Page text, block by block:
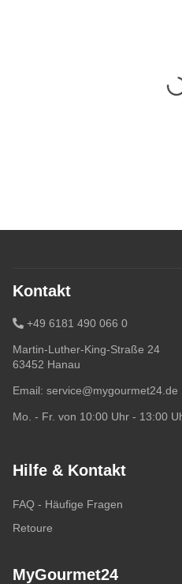
Kontakt
+49 6181 490 066 0
Martin-Luther-King-Straße 24
63452 Hanau
Email: service@mygourmet24.de
Mo. - Fr. von 10:00 Uhr - 13:00
Hilfe & Kontakt
FAQ - Häufige Fragen
Retoure
MyGourmet24